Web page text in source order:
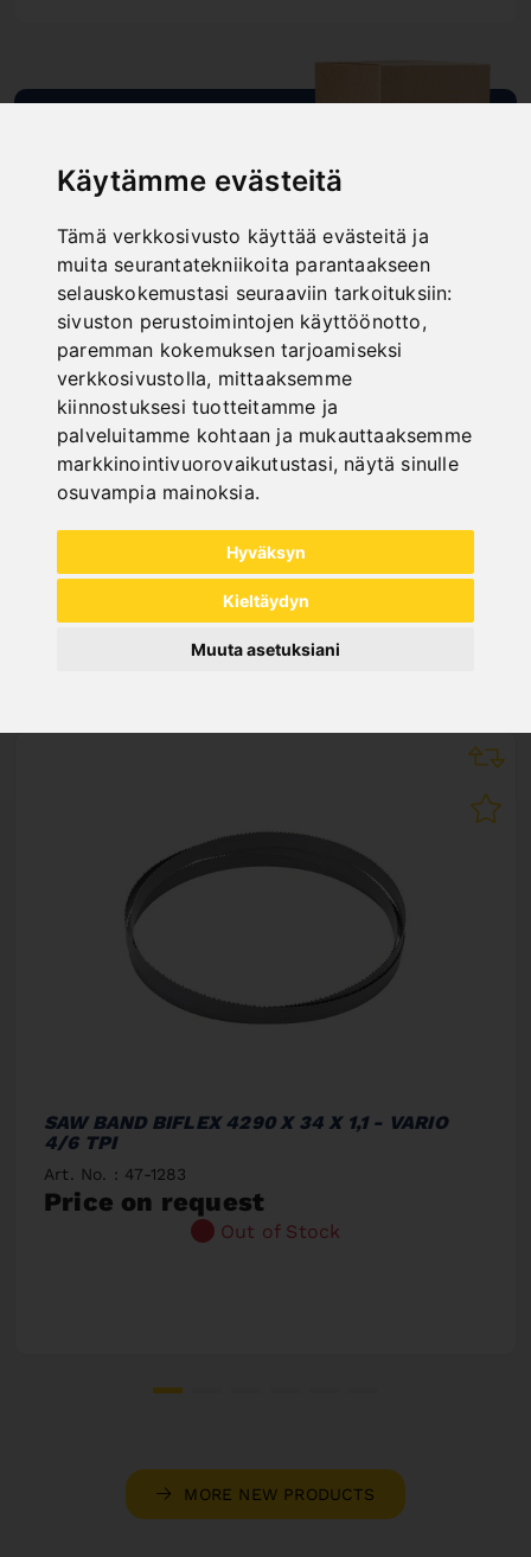
Käytämme evästeitä
Tämä verkkosivusto käyttää evästeitä ja
muita seurantatekniikoita parantaakseen
selauskokemustasi seuraaviin tarkoituksiin:
sivuston perustoimintojen käyttöönotto,
paremman kokemuksen tarjoamiseksi
verkkosivustolla, mittaaksemme
kiinnostuksesi tuotteitamme ja
palveluitamme kohtaan ja mukauttaaksemme
markkinointivuorovaikutustasi, näytä sinulle
osuvampia mainoksia.
Hyväksyn
Kieltäydyn
Muuta asetuksiani
SCHNELLE
LIEFERUNG
ONLINE
KATALOGE
NEW PRODUCTS
SAW BAND BIFLEX 4290 X 34 X 1,1 - VARIO
4/6 TPI
Art. No. : 47-1283
Price on request
Out of Stock
MORE NEW PRODUCTS